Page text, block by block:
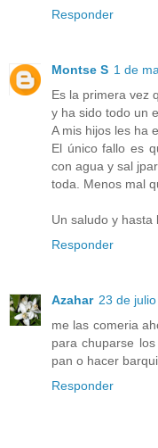
Responder
Montse S 1 de
Es la primera vez
y ha sido todo un
A mis hijos les ha
El único fallo es
con agua y sal
toda. Menos mal
Un saludo y hasta
Responder
Azahar 23 de
me las comeria
para chuparse
pan o hacer
Responder